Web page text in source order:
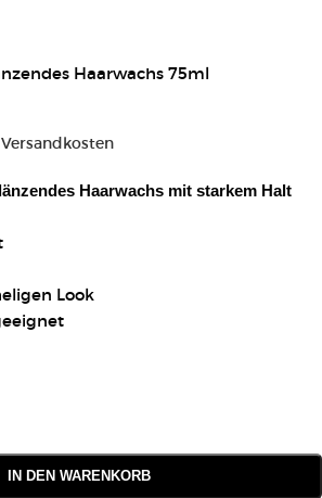
Haarwachs 75ml
Versandkosten
Haarwachs mit starkem Halt
Look
IN DEN WARENKORB